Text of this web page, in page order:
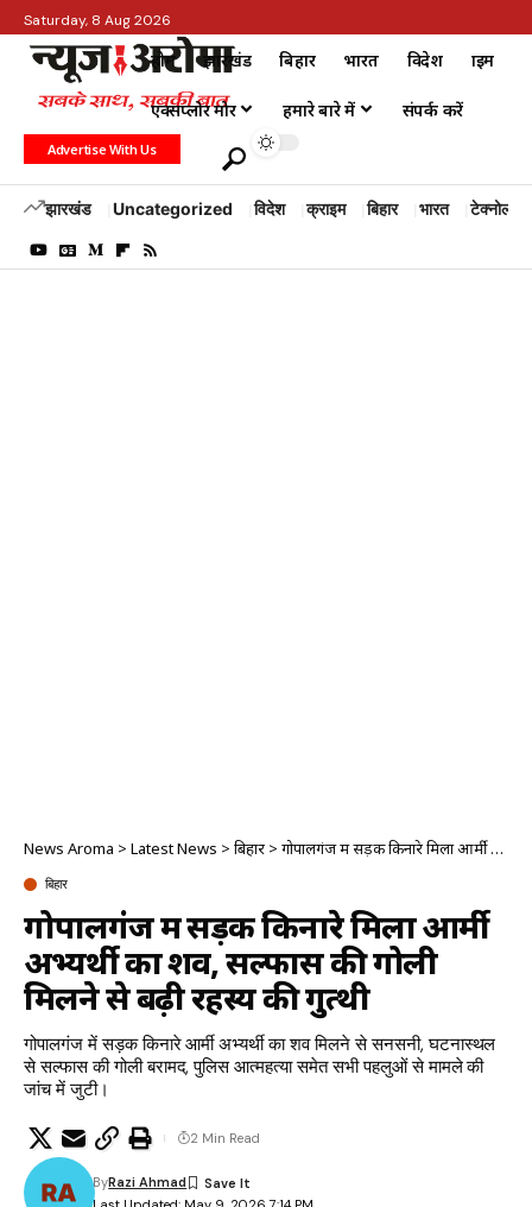
Saturday, 8 Aug 2026
होम झारखंड बिहार भारत विदेश क्राइम
एक्सप्लोर मोर हमारे बारे में संपर्क करें
Advertise With Us
झारखंड Uncategorized विदेश क्राइम बिहार भारत टेक्नोलॉजी
News Aroma > Latest News > बिहार > गोपालगंज में सड़क किनारे मिला आर्मी अभ्यर्थी का शव, सल्फास की गोली मिलने से बढ़ी रहस्य की गुत्थी
बिहार
गोपालगंज में सड़क किनारे मिला आर्मी
अभ्यर्थी का शव, सल्फास की गोली
मिलने से बढ़ी रहस्य की गुत्थी
गोपालगंज में सड़क किनारे आर्मी अभ्यर्थी का शव मिलने से सनसनी, घटनास्थल
से सल्फास की गोली बरामद, पुलिस आत्महत्या समेत सभी पहलुओं से मामले की
जांच में जुटी।
ByRazi Ahmad
2 Min Read